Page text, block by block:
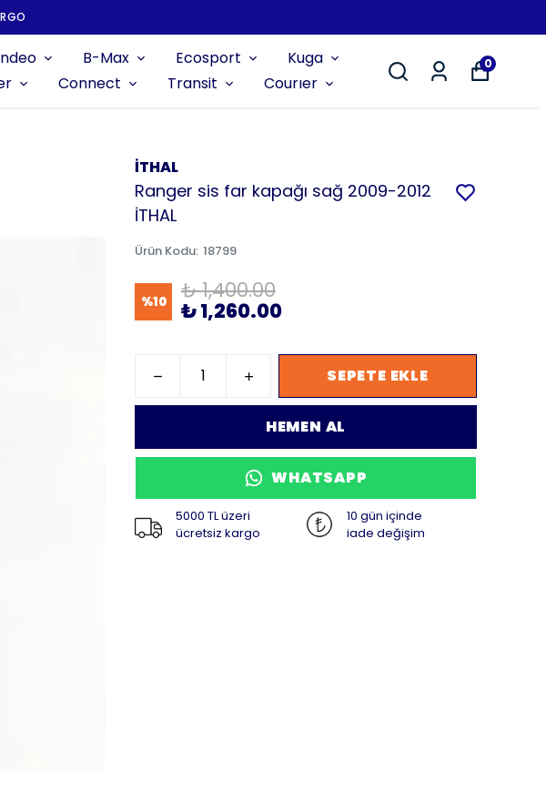
B-Max Ecosport
Kuga
Connect Transit Courıer
0
İTHAL
Ranger sis far kapağı sağ 2009-2012
İTHAL
Ürün Kodu: 18799
%10 ₺ 1,400.00
₺ 1,260.00
SEPETE EKLE
HEMEN AL
WHATSAPP
5000 TL üzeri
ücretsiz kargo
10 gün içinde
iade değişim